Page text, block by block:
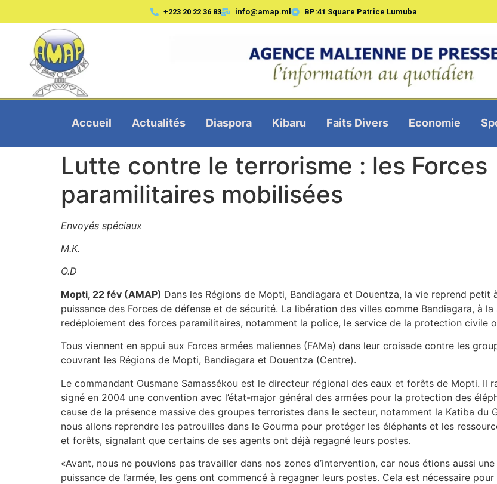
+223 20 22 36 83 info@amap.ml BP:41 Square Patrice Lumuba
Accueil Actualités Diaspora Kibaru Faits Divers Economie
Lutte contre le terrorisme : les Forces
paramilitaires mobilisées
Envoyés spéciaux
M.K.
O.D
Mopti, 22 fév (AMAP) Dans les Régions de Mopti, Bandiagara et Douentza, la vie reprend
puissance des Forces de défense et de sécurité. La libération des villes comme Bandiagara, à
redéploiement des forces paramilitaires, notamment la police, le service de la protection civile
Tous viennent en appui aux Forces armées maliennes (FAMa) dans leur croisade contre les
couvrant les Régions de Mopti, Bandiagara et Douentza (Centre).
Le commandant Ousmane Samassékou est le directeur régional des eaux et forêts de Mopti.
signé en 2004 une convention avec l’état-major général des armées pour la protection des
cause de la présence massive des groupes terroristes dans le secteur, notamment la Katiba du
nous allons reprendre les patrouilles dans le Gourma pour protéger les éléphants et les
et forêts, signalant que certains de ses agents ont déjà regagné leurs postes.
«Avant, nous ne pouvions pas travailler dans nos zones d’intervention, car nous étions aussi
puissance de l’armée, les gens ont commencé à regagner leurs postes. Cela est nécessaire